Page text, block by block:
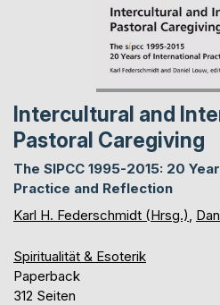
Intercultural and
Pastoral Caregiving
The SIPCC 1995-2015: 20
Practice and Reflection
Karl H. Federschmidt (Hrsg.)
Spiritualität & Esoterik
Paperback
312 Seiten